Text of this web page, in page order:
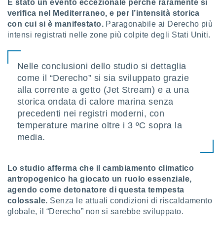
È stato un evento eccezionale perché raramente si
verifica nel Mediterraneo, e per l’intensità storica
con cui si è manifestato. Paragonabile ai Derecho più
intensi registrati nelle zone più colpite degli Stati Uniti.
Nelle conclusioni dello studio si dettaglia
come il “Derecho” si sia sviluppato grazie
alla corrente a getto (Jet Stream) e a una
storica ondata di calore marina senza
precedenti nei registri moderni, con
temperature marine oltre i 3 ºC sopra la
media.
Lo studio afferma che il cambiamento climatico
antropogenico ha giocato un ruolo essenziale,
agendo come detonatore di questa tempesta
colossale. Senza le attuali condizioni di riscaldamento
globale, il “Derecho” non si sarebbe sviluppato.